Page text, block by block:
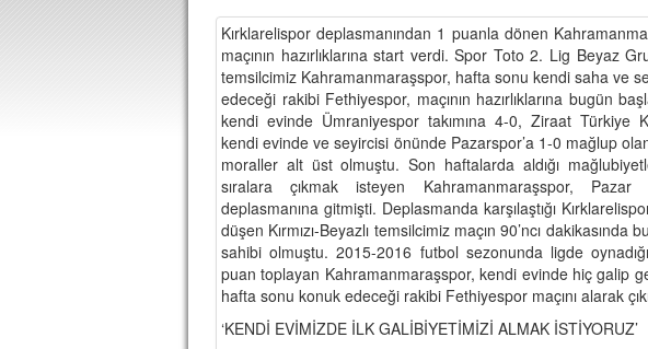
Kırklarelispor deplasmanından 1 puanla dönen
maçının hazırlıklarına start verdi. Spor Toto 2. Lig Beyaz
temsilcimiz Kahramanmaraşspor, hafta sonu kendi saha ve
edeceği rakibi Fethiyespor, maçının hazırlıklarına bugün
kendi evinde Ümraniyespor takımına 4-0, Ziraat Türkiye
kendi evinde ve seyircisi önünde Pazarspor’a 1-0 mağlup olan
moraller alt üst olmuştu. Son haftalarda aldığı
sıralara çıkmak isteyen Kahramanmaraşspor, Pazar
deplasmanına gitmişti. Deplasmanda karşılaştığı
düşen Kırmızı-Beyazlı temsilcimiz maçın 90’ncı dakikasında
sahibi olmuştu. 2015-2016 futbol sezonunda ligde
puan toplayan Kahramanmaraşspor, kendi evinde hiç galip
hafta sonu konuk edeceği rakibi Fethiyespor maçını alarak
‘KENDİ EVİMİZDE İLK GALİBİYETİMİZİ ALMAK İSTİYORUZ’